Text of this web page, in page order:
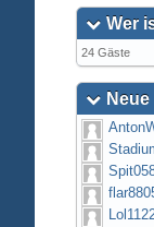
Wer
24 Gäste